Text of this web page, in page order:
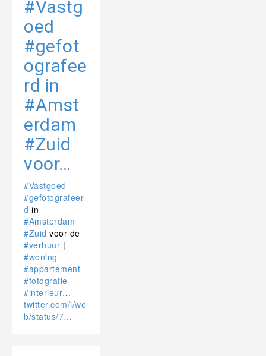
#Vastg
oed
#gefot
ografee
rd in
#Amst
erdam
#Zuid
voor…
#Vastgoed
#gefotografeer
d in
#Amsterdam
#Zuid voor de
#verhuur |
#woning
#appartement
#fotografie
#interieur…
twitter.com/i/we
b/status/7…